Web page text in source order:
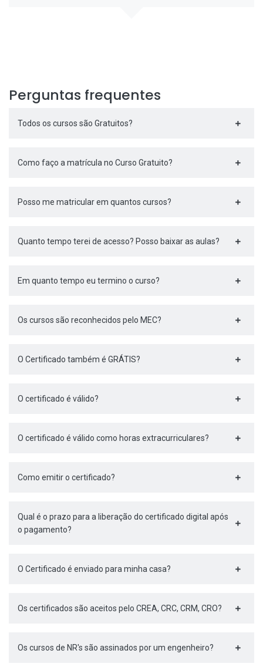
Perguntas frequentes
Todos os cursos são Gratuitos?
Como faço a matrícula no Curso Gratuito?
Posso me matricular em quantos cursos?
Quanto tempo terei de acesso? Posso baixar as aulas?
Em quanto tempo eu termino o curso?
Os cursos são reconhecidos pelo MEC?
O Certificado também é GRÁTIS?
O certificado é válido?
O certificado é válido como horas extracurriculares?
Como emitir o certificado?
Qual é o prazo para a liberação do certificado digital após
o pagamento?
O Certificado é enviado para minha casa?
Os certificados são aceitos pelo CREA, CRC, CRM, CRO?
Os cursos de NR's são assinados por um engenheiro?